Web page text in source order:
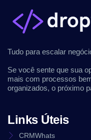
Tudo para escalar
Se você sente que sua
mais com processos
organizados, o próximo
Links Úteis
CRMWhats